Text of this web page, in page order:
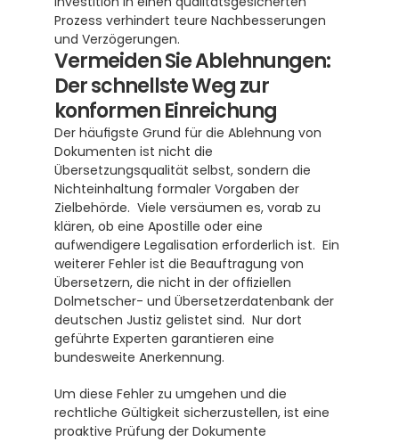
Prozess verhindert teure Nachbesserungen
und Verzögerungen.
Vermeiden Sie Ablehnungen:
Der schnellste Weg zur
konformen Einreichung
Der häufigste Grund für die Ablehnung von
Dokumenten ist nicht die
Übersetzungsqualität selbst, sondern die
Nichteinhaltung formaler Vorgaben der
Zielbehörde.  Viele versäumen es, vorab zu
klären, ob eine Apostille oder eine
aufwendigere Legalisation erforderlich ist.  Ein
weiterer Fehler ist die Beauftragung von
Übersetzern, die nicht in der offiziellen
Dolmetscher- und Übersetzerdatenbank der
deutschen Justiz gelistet sind.  Nur dort
geführte Experten garantieren eine
bundesweite Anerkennung.
Um diese Fehler zu umgehen und die
rechtliche Gültigkeit sicherzustellen, ist eine
proaktive Prüfung der Dokumente